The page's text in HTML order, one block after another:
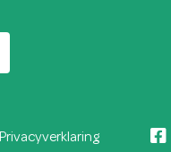
Privacyverklaring